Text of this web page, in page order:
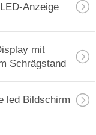
Anzeige
mit
Schrägstand
led Bildschirm